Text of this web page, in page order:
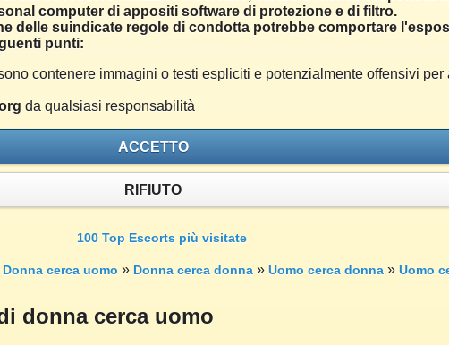
computer di appositi software di protezione e di filtro.
delle suindicate regole di condotta potrebbe comportare
punti:
contenere immagini o testi espliciti e potenzialmente offensivi
da qualsiasi responsabilità
ACCETTO
RIFIUTO
100 Top Escorts più visitate
Donna cerca uomo » Donna cerca donna » Uomo cerca donna » Uomo
donna cerca uomo